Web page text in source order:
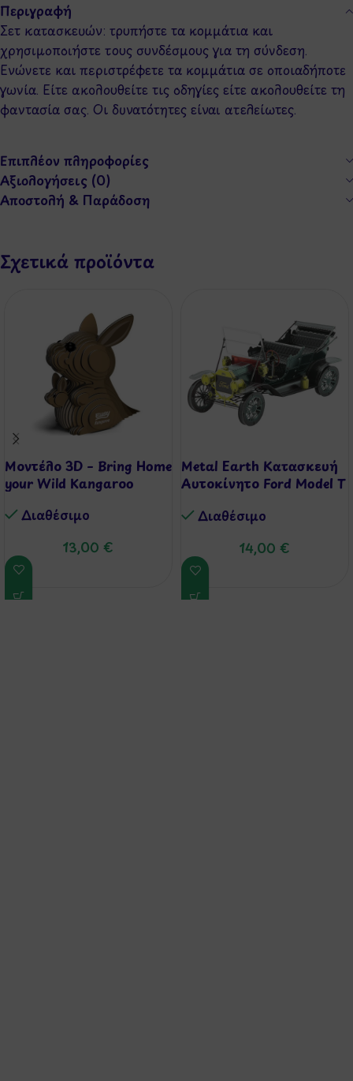
Περιγραφή
Σετ κατασκευών: τρυπήστε τα κομμάτια και
χρησιμοποιήστε τους συνδέσμους για τη σύνδεση.
Ενώνετε και περιστρέφετε τα κομμάτια σε οποιαδήποτε
γωνία. Είτε ακολουθείτε τις οδηγίες είτε ακολουθείτε τη
φαντασία σας. Οι δυνατότητες είναι ατελείωτες.
Επιπλέον πληροφορίες
Αξιολογήσεις (0)
Αποστολή & Παράδοση
Σχετικά προϊόντα
Μοντέλο 3D – Bring Home
your Wild Kangaroo
Διαθέσιμo
13,00 €
Metal Earth Κατασκευή
Αυτοκίνητο Ford Model T
Διαθέσιμo
14,00 €